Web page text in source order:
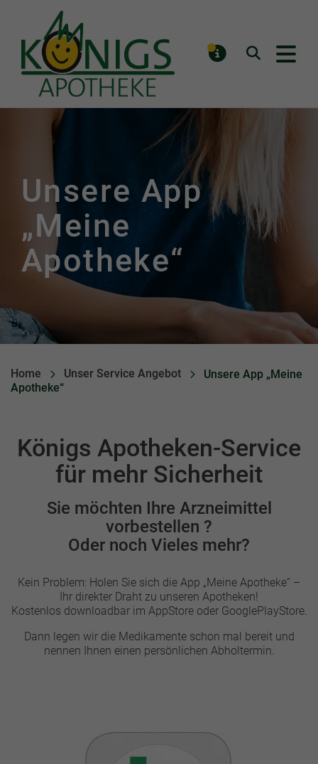
Suchen
Unsere App
„Meine
Apotheke“
Home Unser Service Angebot
Unsere App „Meine
Apotheke“
Einleitung
Königs Apotheken-Service
für mehr Sicherheit
Sie möchten Ihre Arzneimittel
vorbestellen ?
Oder noch Vieles mehr?
Kein Problem: Holen Sie sich die App „Meine Apotheke“ –
Ihr direkter Draht zu unseren Apotheken!
Kostenlos downloadbar im AppStore oder GooglePlayStore.
Dann legen wir die Medikamente schon mal bereit und
nennen Ihnen einen persönlichen Abholtermin.